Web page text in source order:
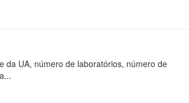
da UA, número de laboratórios, número de